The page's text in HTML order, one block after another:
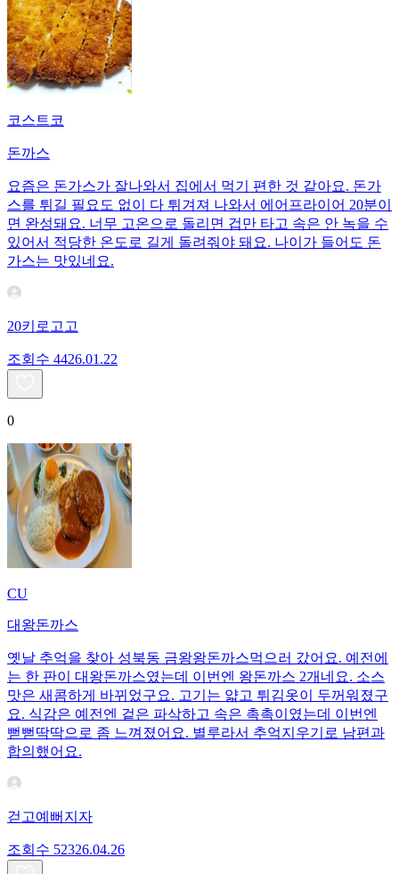
코스트코
돈까스
요즘은 돈가스가 잘나와서 집에서 먹기 편한 것 같아요. 돈가
스를 튀길 필요도 없이 다 튀겨져 나와서 에어프라이어 20분이
면 완성돼요. 너무 고온으로 돌리면 겁만 타고 속은 안 녹을 수
있어서 적당한 온도로 길게 돌려줘야 돼요. 나이가 들어도 돈
가스는 맛있네요.
20키로고고
조회수 4426.01.22
0
CU
대왕돈까스
옛날 추억을 찾아 성북동 금왕왕돈까스먹으러 갔어요. 예전에
는 한 판이 대왕돈까스였는데 이번엔 왕돈까스 2개네요. 소스
맛은 새콤하게 바뀌었구요. 고기는 얇고 튀김옷이 두꺼워졌구
요. 식감은 예전엔 겉은 파삭하고 속은 촉촉이였는데 이번엔
뻗뻗딱딱으로 좀 느껴졌어요. 별루라서 추억지우기로 남편과
합의했어요.
걷고예뻐지자
조회수 52326.04.26